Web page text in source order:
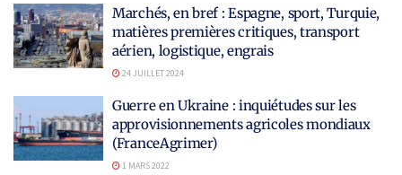
Marchés, en bref : Espagne, sport, Turquie,
matières premières critiques, transport
aérien, logistique, engrais
24 JUILLET 2024
Guerre en Ukraine : inquiétudes sur les
approvisionnements agricoles mondiaux
(FranceAgrimer)
1 MARS 2022